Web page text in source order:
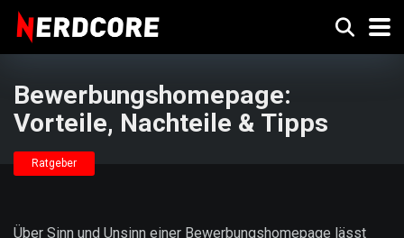
Bewerbungshomepage:
Vorteile, Nachteile & Tipps
Ratgeber
Über Sinn und Unsinn einer Bewerbungshomepage lässt